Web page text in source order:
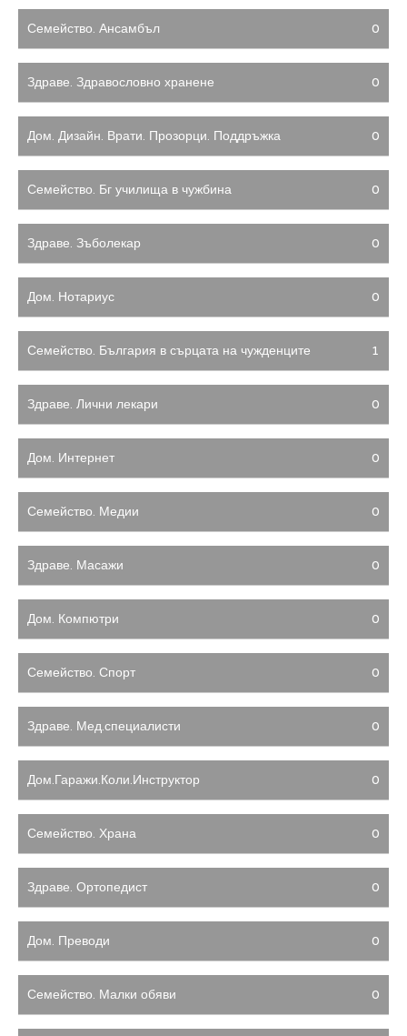
Семейство. Ансамбъл 0
Здраве. Здравословно хранене 0
Дом. Дизайн. Врати. Прозорци. Поддръжка 0
Семейство. Бг училища в чужбина 0
Здраве. Зъболекар 0
Дом. Нотариус 0
Семейство. България в сърцата на чужденците 1
Здраве. Лични лекари 0
Дом. Интернет 0
Семейство. Медии 0
Здраве. Масажи 0
Дом. Компютри 0
Семейство. Спорт 0
Здраве. Мед.специалисти 0
Дом.Гаражи.Коли.Инструктор 0
Семейство. Храна 0
Здраве. Ортопедист 0
Дом. Преводи 0
Семейство. Малки обяви 0